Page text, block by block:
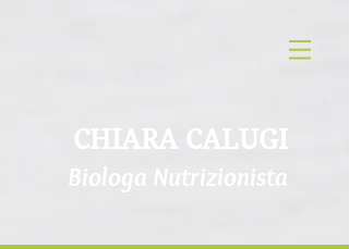
CHIARA CALUGI
Biologa Nutrizionista